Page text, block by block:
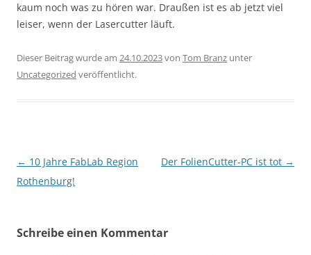
kaum noch was zu hören war. Draußen ist es ab jetzt viel
leiser, wenn der Lasercutter läuft.
Dieser Beitrag wurde am 24.10.2023von Tom Branz unter
Uncategorized veröffentlicht.
Beitragsnavigation
← 10 Jahre FabLab Region
Rothenburg!
Der FolienCutter-PC ist tot →
Schreibe einen Kommentar